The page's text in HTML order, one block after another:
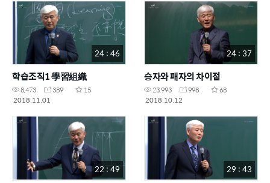
24 : 46
학습조직1 學習組織
8,473 389
15
2018.11.01
24 : 37
승자와 패자의 차이점
23,993 998
68
2018.10.12
22 : 49 29 : 43